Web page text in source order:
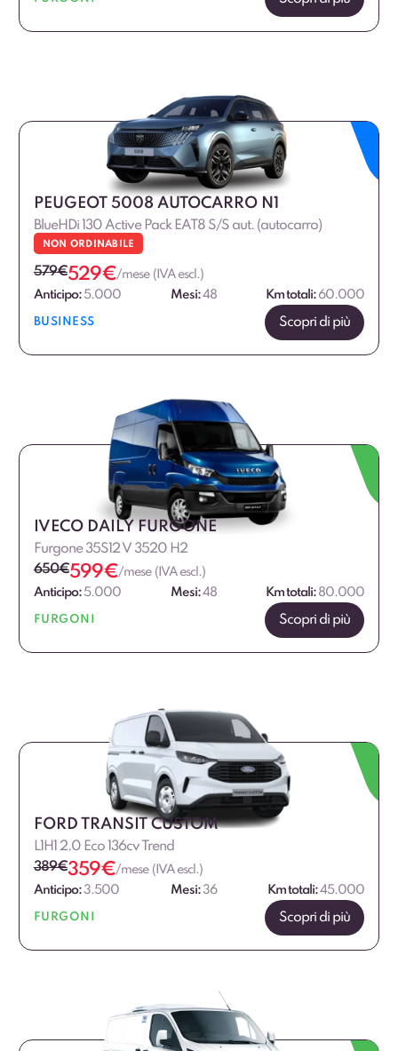
PEUGEOT 5008 AUTOCARRO N1
BlueHDi 130 Active Pack EAT8 S/S aut. (autocarro)
NON ORDINABILE
579€529€/mese (IVA escl.)
Anticipo:5.000 Mesi:48 Km totali: 60.000
BUSINESS Scopri di più
IVECO DAILY FURGONE
Furgone 35S12 V 3520 H2
650€599€/mese (IVA escl.)
Anticipo:5.000 Mesi:48 Km totali: 80.000
FURGONI Scopri di più
FORD TRANSIT CUSTOM
L1H1 2.0 Eco 136cv Trend
389€359€/mese (IVA escl.)
Anticipo:3.500 Mesi:36 Km totali:45.000
FURGONI Scopri di più